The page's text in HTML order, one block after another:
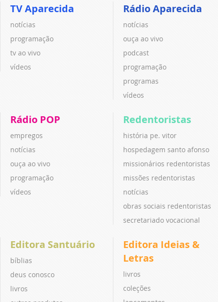
TV Aparecida
notícias
programação
tv ao vivo
vídeos
Rádio Aparecida
notícias
ouça ao vivo
podcast
programação
programas
vídeos
Rádio POP
empregos
notícias
ouça ao vivo
programação
vídeos
Redentoristas
história pe. vitor
hospedagem santo afonso
missionários redentoristas
missões redentoristas
notícias
obras sociais redentoristas
secretariado vocacional
Editora Santuário
bíblias
deus conosco
livros
Editora Ideias &
Letras
livros
coleções